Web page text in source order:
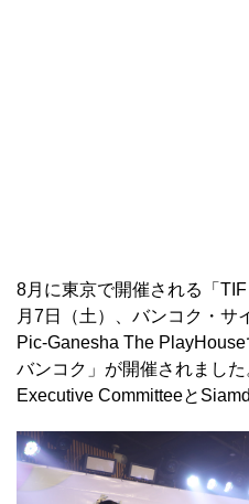
8月に東京で開催される「
月7日（土）、バンコク・サ
Pic-Ganesha The
バンコク」が開催されまし
Executive Committeeと